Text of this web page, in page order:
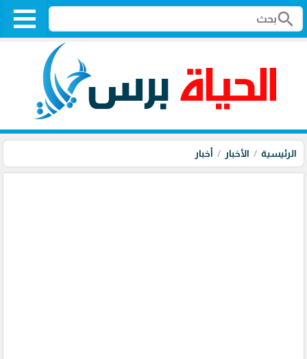
search
الرئيسية الأخبار أخبار